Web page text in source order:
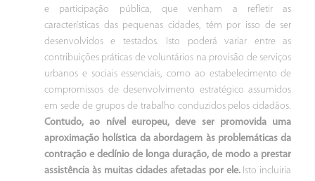
e participação pública, que venham a refletir as
características das pequenas cidades, têm por isso de ser
desenvolvidos e testados. Isto poderá variar entre as
contribuições práticas de voluntários na provisão de serviços
urbanos e sociais essenciais, como ao estabelecimento de
compromissos de desenvolvimento estratégico assumidos
em sede de grupos de trabalho conduzidos pelos cidadãos.
Contudo, ao nível europeu, deve ser promovida uma
aproximação holística da abordagem às problemáticas da
contração e declínio de longa duração, de modo a prestar
assistência às muitas cidades afetadas por ele.Isto incluiria